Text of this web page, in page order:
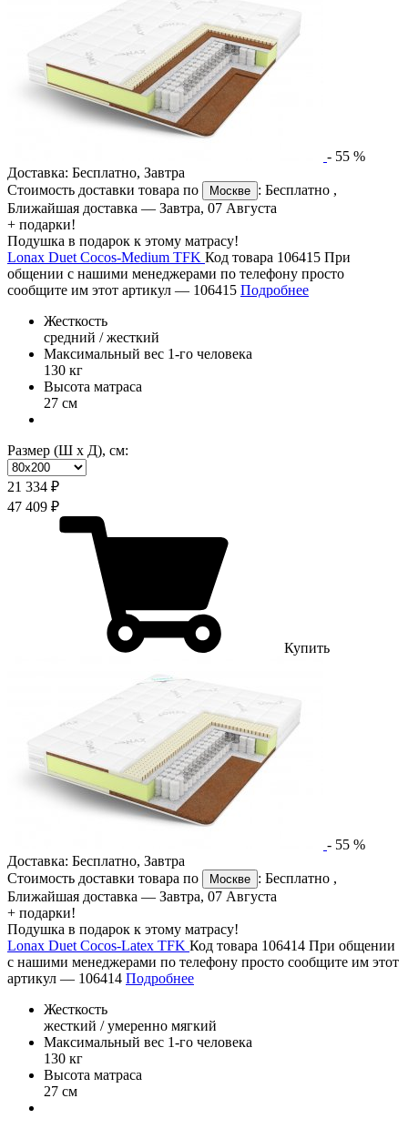
- 55 %
Доставка: Бесплатно, Завтра
Стоимость доставки товара по
Москве : Бесплатно ,
Ближайшая доставка — Завтра, 07 Августа
+ подарки!
Подушка в подарок к этому матрасу!
Lonax Duet Cocos-Medium TFK Код товара 106415 При
общении с нашими менеджерами по телефону просто
сообщите им этот артикул — 106415 Подробнее
Жесткость
средний / жесткий
Максимальный вес 1-го человека
130 кг
Высота матраса
27 см
Размер (Ш х Д), см:
21 334 ₽
47 409 ₽
Купить
- 55 %
Доставка: Бесплатно, Завтра
Стоимость доставки товара по
Москве : Бесплатно ,
Ближайшая доставка — Завтра, 07 Августа
+ подарки!
Подушка в подарок к этому матрасу!
Lonax Duet Cocos-Latex TFK Код товара 106414 При общении
с нашими менеджерами по телефону просто сообщите им этот
артикул — 106414 Подробнее
Жесткость
жесткий / умеренно мягкий
Максимальный вес 1-го человека
130 кг
Высота матраса
27 см